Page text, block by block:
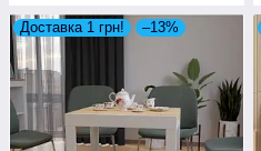
Доставка 1 грн! –13%